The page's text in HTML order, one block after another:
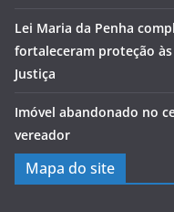
Lei Maria da Penha
fortaleceram proteção
Justiça
Imóvel abandonado no
vereador
Mapa do site